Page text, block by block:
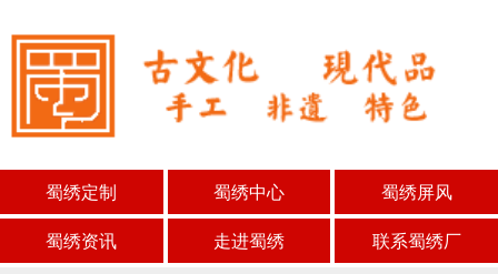
蜀绣定制 蜀绣中心
蜀绣屏风
蜀绣资讯
走进蜀绣 联系蜀绣厂